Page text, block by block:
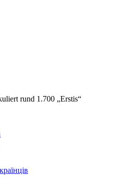
rund 1.700 „Erstis“